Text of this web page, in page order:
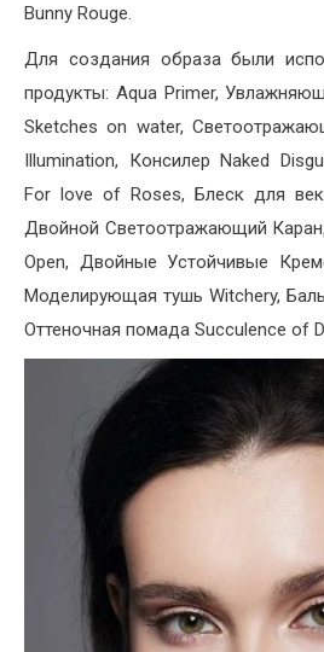
Bunny Rouge.
Для создания образа были
продукты: Aqua Primer,
Sketches on water,
Illumination, Консилер Naked
For love of Roses, Блеск для
Двойной Светоотражающий
Open, Двойные Устойчивые
Моделирующая тушь Witchery,
Оттеночная помада Succulence of